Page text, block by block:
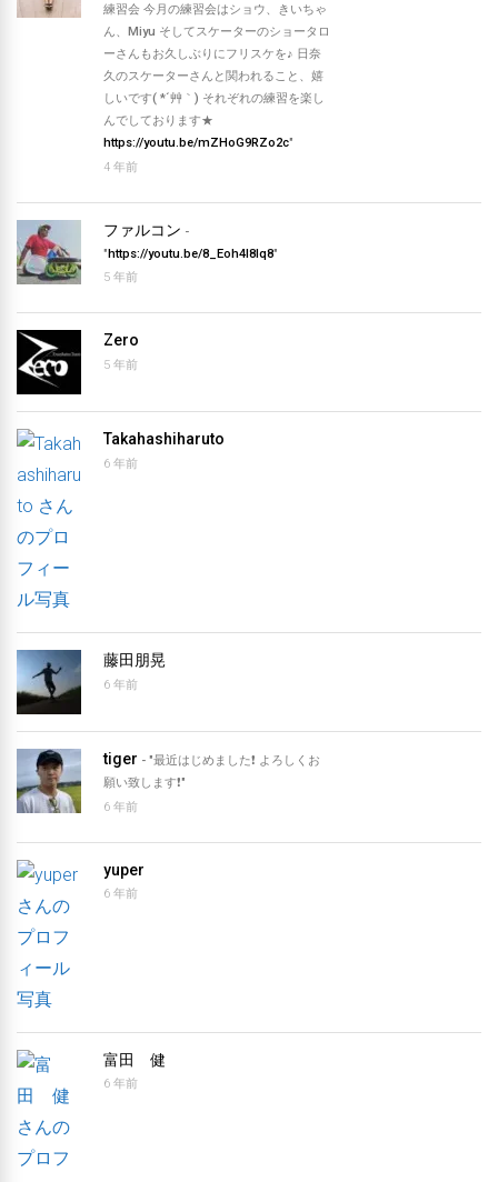
練習会 今月の練習会はショウ、きいちゃ
ん、Miyu そしてスケーターのショータロ
ーさんもお久しぶりにフリスケを♪ 日奈
久のスケーターさんと関われること、嬉
しいです( *´艸｀) それぞれの練習を楽し
んでしております★
https://youtu.be/mZHoG9RZo2c"
4 年前
ファルコン -
"https://youtu.be/8_Eoh4l8Iq8"
5 年前
Zero
5 年前
Takahashiharuto
6 年前
藤田朋晃
6 年前
tiger - "最近はじめました❗️ よろしくお
願い致します❗️"
6 年前
yuper
6 年前
富田 健
6 年前